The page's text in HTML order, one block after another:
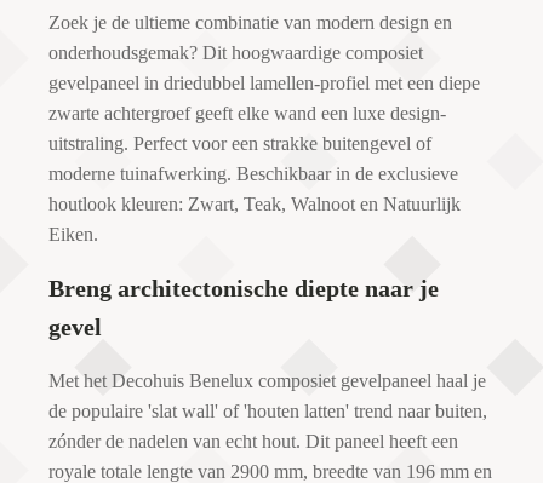
Zoek je de ultieme combinatie van modern design en
onderhoudsgemak? Dit hoogwaardige composiet
gevelpaneel in driedubbel lamellen-profiel met een diepe
zwarte achtergroef geeft elke wand een luxe design-
uitstraling. Perfect voor een strakke buitengevel of
moderne tuinafwerking. Beschikbaar in de exclusieve
houtlook kleuren: Zwart, Teak, Walnoot en Natuurlijk
Eiken.
Breng architectonische diepte naar je
gevel
Met het Decohuis Benelux composiet gevelpaneel haal je
de populaire 'slat wall' of 'houten latten' trend naar buiten,
zónder de nadelen van echt hout. Dit paneel heeft een
royale totale lengte van 2900 mm, breedte van 196 mm en